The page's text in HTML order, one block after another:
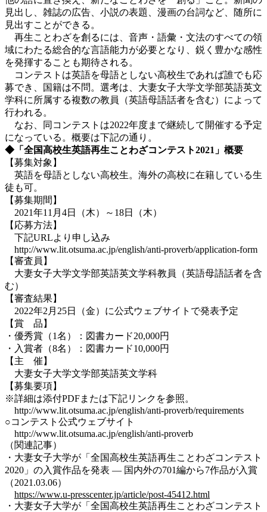
見出し、雑誌の広告、小説の表題、漫画の台詞など、随所に
見出すことができる。
再生ことわざを創るには、音声・語彙・文法のすべての領
域にわたる総合的な言語能力が必要となり、鋭く豊かな感性
を発揮することも期待される。
コンテストは英語を母語としない高校生であれば誰でも応
募でき、国籍は不問。選考は、大妻女子大学文学部英語英文
学科に所属する複数の教員（英語母語話者を含む）によって
行われる。
なお、同コンテストは2022年度まで継続して開催する予定
になっている。概要は下記の通り。
◆「全国高校生英語再生ことわざコンテスト2021」概要
【募集対象】
英語を母語としない高校生。海外の高校に在籍している生
徒も可。
【募集期間】
2021年11月4日（木）～18日（木）
【応募方法】
下記URLより申し込み
http://www.lit.otsuma.ac.jp/english/anti-proverb/application-form
【審査員】
大妻女子大学文学部英語英文学科教員（英語母語話者を含
む）
【審査結果】
2022年2月25日（金）に公式ウェブサイトで発表予定
【賞 品】
・優秀賞（1名）：図書カード20,000円
・入賞者（8名）：図書カード10,000円
【主 催】
大妻女子大学文学部英語英文学科
【募集要項】
※詳細は添付PDFまたは下記リンクを参照。
http://www.lit.otsuma.ac.jp/english/anti-proverb/requirements
○コンテスト公式ウェブサイト
http://www.lit.otsuma.ac.jp/english/anti-proverb
（関連記事）
・大妻女子大学が「全国高校生英語再生ことわざコンテスト
2020」の入賞作品を発表 — 国内外の701編から7作品が入賞
（2021.03.06）
https://www.u-presscenter.jp/article/post-45412.html
・大妻女子大学が「全国高校生英語再生ことわざコンテスト